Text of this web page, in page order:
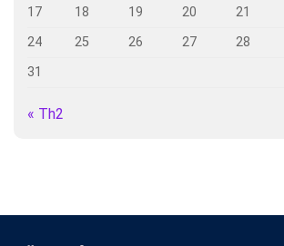
17
18 19 20 21
24
25 26 27 28
31
« Th2